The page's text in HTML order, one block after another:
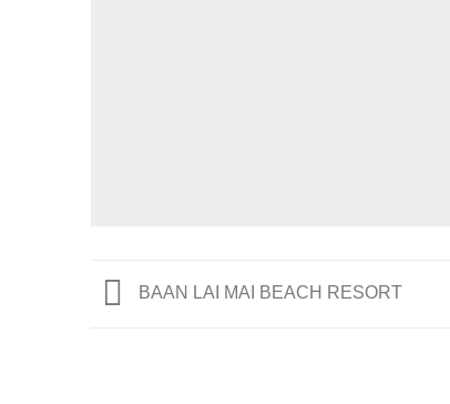
BAAN LAI MAI BEACH RESORT